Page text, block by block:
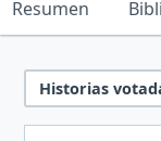
Resumen